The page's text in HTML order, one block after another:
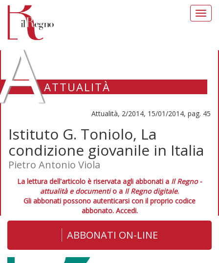
ATTUALITÀ
Attualità, 2/2014, 15/01/2014, pag. 45
Istituto G. Toniolo, La
condizione giovanile in Italia
Pietro Antonio Viola
La lettura dell'articolo è riservata agli abbonati a Il Regno -
attualità e documentio a Il Regno digitale.
Gli abbonati possono autenticarsi con il proprio codice
abbonato. Accedi.
ABBONATI ON-LINE